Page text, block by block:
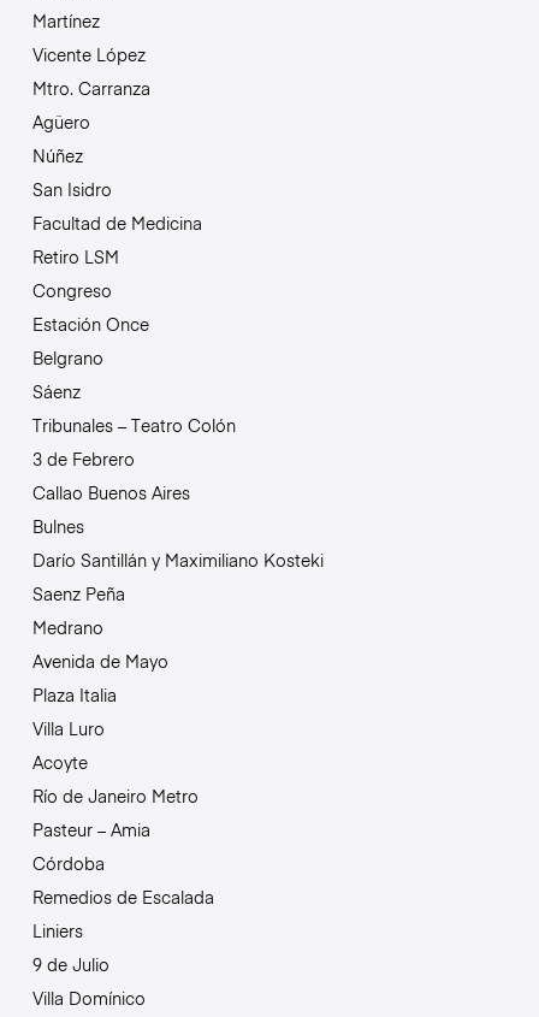
Martínez
Vicente López
Mtro. Carranza
Agüero
Núñez
San Isidro
Facultad de Medicina
Retiro LSM
Congreso
Estación Once
Belgrano
Sáenz
Tribunales – Teatro Colón
3 de Febrero
Callao Buenos Aires
Bulnes
Darío Santillán y Maximiliano Kosteki
Saenz Peña
Medrano
Avenida de Mayo
Plaza Italia
Villa Luro
Acoyte
Río de Janeiro Metro
Pasteur – Amia
Córdoba
Remedios de Escalada
Liniers
9 de Julio
Villa Domínico